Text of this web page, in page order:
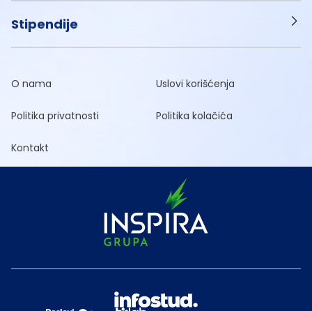
Stipendije
O nama Uslovi korišćenja
Politika privatnosti Politika kolačića
Kontakt